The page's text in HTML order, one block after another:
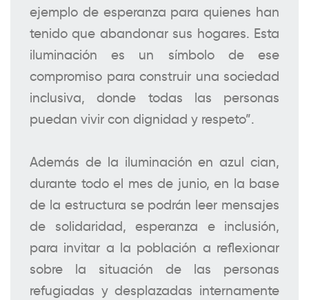
ejemplo de esperanza para quienes han
tenido que abandonar sus hogares. Esta
iluminación es un símbolo de ese
compromiso para construir una sociedad
inclusiva, donde todas las personas
puedan vivir con dignidad y respeto”.
Además de la iluminación en azul cian,
durante todo el mes de junio, en la base
de la estructura se podrán leer mensajes
de solidaridad, esperanza e inclusión,
para invitar a la población a reflexionar
sobre la situación de las personas
refugiadas y desplazadas internamente